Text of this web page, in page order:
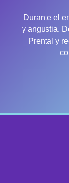
Durante el
y angustia.
Prental y